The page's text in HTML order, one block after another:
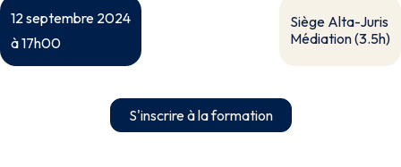
12 septembre 2024
à 17h00
Siège Alta-Juris
Médiation (3.5h)
S'inscrire à la formation